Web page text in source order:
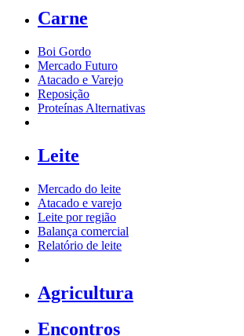
Carne
Boi Gordo
Mercado Futuro
Atacado e Varejo
Reposição
Proteínas Alternativas
Leite
Mercado do leite
Atacado e varejo
Leite por região
Balança comercial
Relatório de leite
Agricultura
Encontros